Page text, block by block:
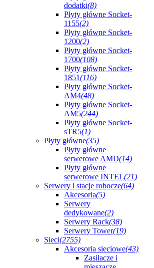
dodatki(8)
Płyty główne Socket-
1155(2)
Płyty główne Socket-
1200(2)
Płyty główne Socket-
1700(108)
Płyty główne Socket-
1851(116)
Płyty główne Socket-
AM4(48)
Płyty główne Socket-
AM5(244)
Płyty główne Socket-
sTR5(1)
Płyty główne(35)
Płyty główne
serwerowe AMD(14)
Płyty główne
serwerowe INTEL(21)
Serwery i stacje robocze(64)
Akcesoria(5)
Serwery
dedykowane(2)
Serwery Rack(38)
Serwery Tower(19)
Sieci(2755)
Akcesoria sieciowe(43)
Zasilacze i